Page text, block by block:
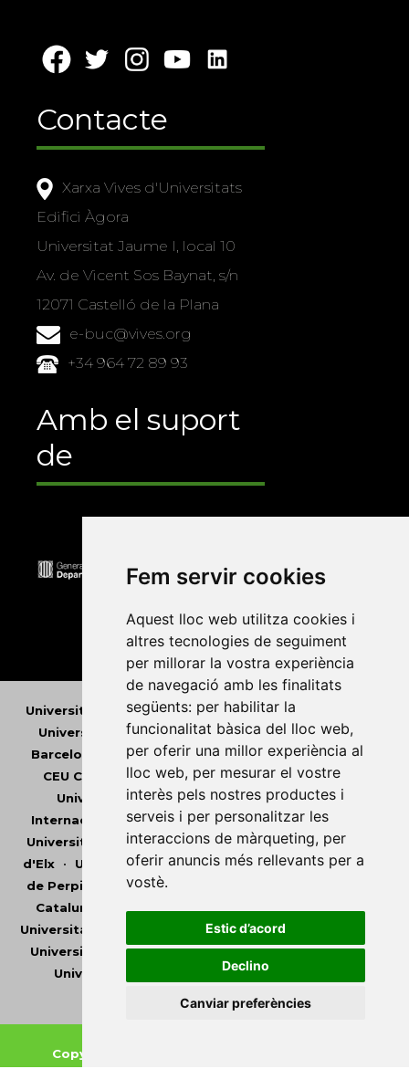
Fem servir cookies
Aquest lloc web utilitza cookies i
altres tecnologies de seguiment
per millorar la vostra experiència
de navegació amb les finalitats
següents: per habilitar la
funcionalitat bàsica del lloc web,
per oferir una millor experiència al
lloc web, per mesurar el vostre
interès pels nostres productes i
serveis i per personalitzar les
interaccions de màrqueting, per
oferir anuncis més rellevants per a
vostè.
Estic d’acord
Declino
Canviar preferències
Contacte
Xarxa Vives d'Universitats
Edifici Àgora
Universitat Jaume I, local 10
Av. de Vicent Sos Baynat, s/n
12071 Castelló de la Plana
e-buc@vives.org
+34 964 72 89 93
Amb el suport
de
Universitat Abat Oliba CEU•Universitat d'Alacant
Universitat d'Andorra•Universitat Autònoma de
Barcelona
Universitat de Barcelona•Universitat
CEU Cardenal Herrera•Universitat de Girona
Universitat de les Illes Balears•Universitat
Internacional de Catalunya •Universitat Jaume I
Universitat de Lleida•Universitat Miguel Hernández
d'Elx• Universitat Oberta de Catalunya•Universitat
de Perpinyà Via Domitia
Catalunya
Universitat Pompeu Fabra
•Universitat Ramon Llull
Universitat Rovira i Virgili•Universitat de Sàsser•
Universitat de València
•Universitat de Vic -
Universitat Central de Catalunya
Copyright © 2026